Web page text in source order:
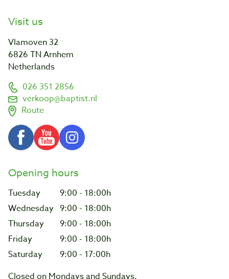
Visit us
Vlamoven 32
6826 TN Arnhem
Netherlands
026 351 2856
verkoop@baptist.nl
Route
Opening hours
Tuesday
9:00 - 18:00h
Wednesday 9:00 - 18:00h
Thursday
9:00 - 18:00h
Friday
9:00 - 18:00h
Saturday
9:00 - 17:00h
Closed on Mondays and Sundays.